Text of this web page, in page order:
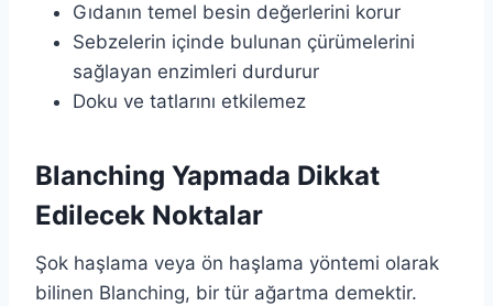
Gıdanın temel besin değerlerini korur
Sebzelerin içinde bulunan çürümelerini
sağlayan enzimleri durdurur
Doku ve tatlarını etkilemez
Blanching Yapmada Dikkat
Edilecek Noktalar
Şok haşlama veya ön haşlama yöntemi olarak
bilinen Blanching, bir tür ağartma demektir.